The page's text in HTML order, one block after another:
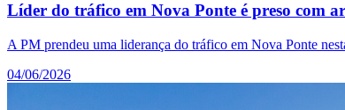
Líder do tráfico em Nova Ponte é preso com
A PM prendeu uma liderança do tráfico em Nova Ponte
04/06/2026